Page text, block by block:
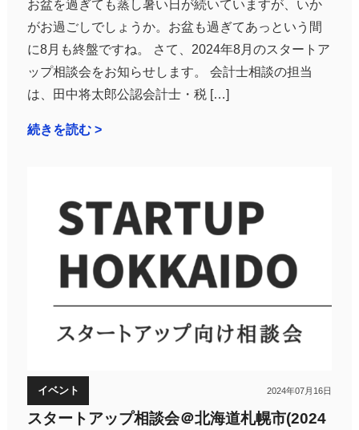
お盆を過ぎても蒸し暑い日が続いていますが、いか
がお過ごしでしょうか。お盆も過ぎてあっという間
に8月も終盤ですね。 さて、2024年8月のスタートア
ップ相談会をお知らせします。 会計士相談の担当
は、田中将太郎公認会計士・税 […]
続きを読む >
イベント 2024年07月16日
スタートアップ相談会＠北海道札幌市(2024